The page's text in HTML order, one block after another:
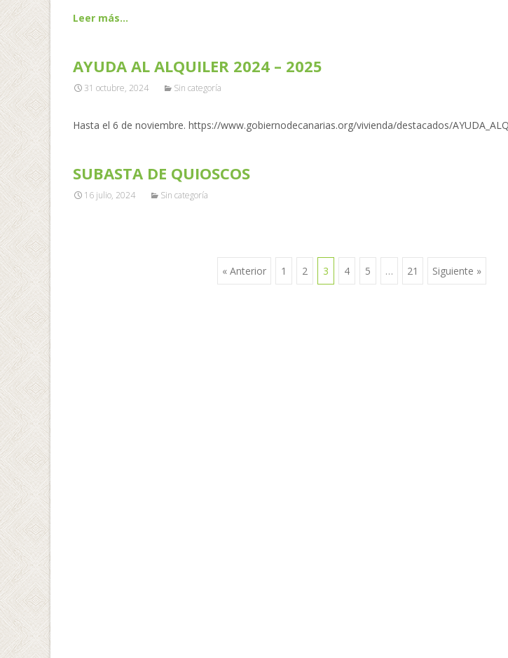
Leer más…
AYUDA AL ALQUILER 2024 – 2025
31 octubre, 2024 Sin categoría
Hasta el 6 de noviembre. https://www.gobiernodecanarias.org/vivienda/destacados/
SUBASTA DE QUIOSCOS
16 julio, 2024 Sin categoría
« Anterior 1 2 3 4 5 … 21 Siguiente »